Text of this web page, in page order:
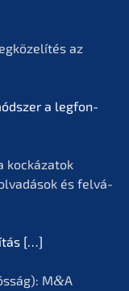
az
a legfon­
kocká­z­a­tok
és felvá­
[…]
M&A